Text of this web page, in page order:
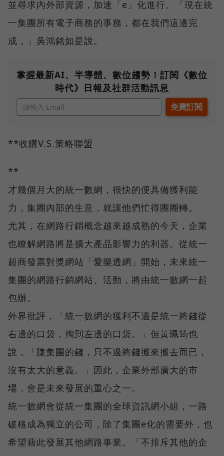
並尋求內外部資源，加速「e」化進行。「現在統
一集團所有電子商務的事務，都在我們這邊完
成，」吳鴻銘如是說。
掌握最新AI、半導體、數位趨勢！訂閱《數位
時代》日報及社群活動訊息
**收購V.S.策略聯盟
**
才幾個月大的統一數網，很快的便具備獲利能
力，集團內部的生意，就讓他們忙得團團轉。
尤其，在網路行銷概念越來越成熟的今天，企業
也瞭解網路將是擴大產品影響力的利器。從統一
超商發票對獎網站「愛樂透網」開始，未來統一
集團的網路行銷網站、活動，將由統一數網一起
包辦。
外界批評，「統一數網的獲利不過是統一將錢從
右邊的口袋，掏到左邊的口袋。」但黃珮筠也
說，「賺集團的錢，只不過將錢搬來搬去而已，
沒有太大的意義。」因此，企業外部廣大的市
場，會是未來發展的重心之一。
統一數網會從統一集團的全球資訊網小組，一路
破格成為獨立的公司，除了集團e化的需要外，也
希望藉此發展其他網路事業。「不排斥其他的企